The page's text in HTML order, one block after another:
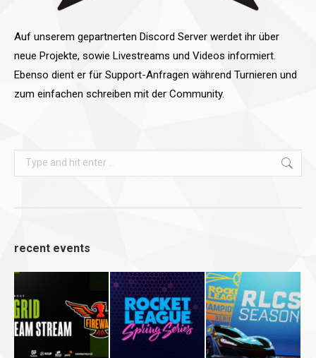
Auf unserem gepartnerten Discord Server werdet ihr über
neue Projekte, sowie Livestreams und Videos informiert.
Ebenso dient er für Support-Anfragen während Turnieren und
zum einfachen schreiben mit der Community.
Search:
recent events